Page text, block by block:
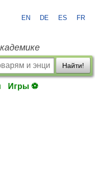
EN DE ES FR
Найти!
Игры ⚽